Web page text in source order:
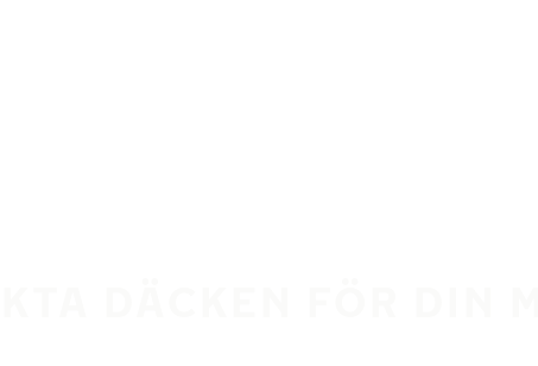
DÄCKEN FÖR DIN